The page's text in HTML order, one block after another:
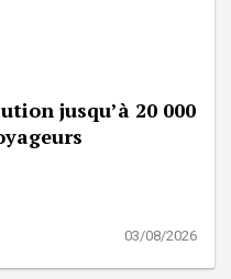
jusqu’à 20 000
03/08/2026